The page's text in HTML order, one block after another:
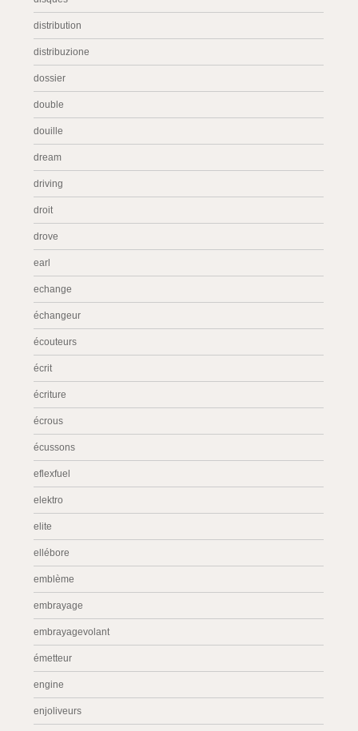
distribution
distribuzione
dossier
double
douille
dream
driving
droit
drove
earl
echange
échangeur
écouteurs
écrit
écriture
écrous
écussons
eflexfuel
elektro
elite
ellébore
emblème
embrayage
embrayagevolant
émetteur
engine
enjoliveurs